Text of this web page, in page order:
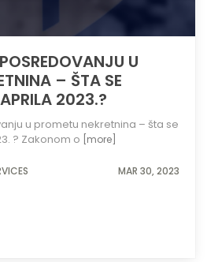
U
– ŠTA SE
2023.?
u prometu nekretnina – šta se
? Zakonom o [more]
MAR 30, 2023